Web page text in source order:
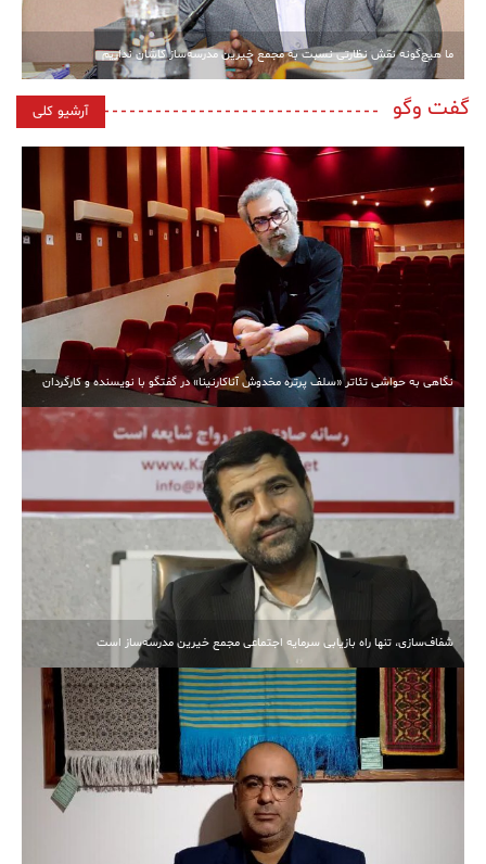
ما هیچ‌گونه نقش نظارتی نسبت به مجمع خیرین مدرسه‌ساز کاشان نداریم
گفت وگو آرشیو کلی
نگاهی به حواشی تئاتر «سلف پرتره مخدوش آناکارنینا» در گفتگو با نویسنده و کارگردان
شفاف‌سازی، تنها راه بازیابی سرمایه اجتماعی مجمع خیرین مدرسه‌ساز است